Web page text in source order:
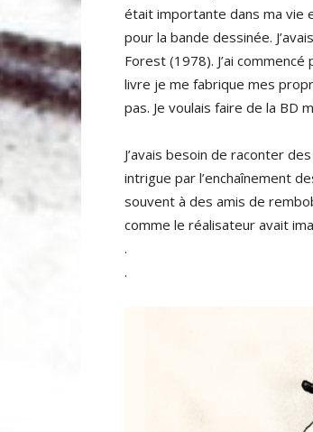
était importante dans ma vie
pour la bande dessinée.
Forest (1978). J’ai
livre je me fabrique mes
pas. Je voulais faire de la BD
J’avais besoin de raconter
intrigue par l’enchaînement
souvent à des amis de
comme le réalisateur avait
.
.